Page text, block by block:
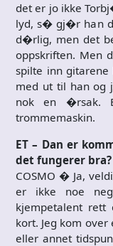
det er jo ikke
lyd, s� gj�r han
d�rlig, men det
oppskriften. Men
spilte inn
med ut til han og
nok en �rsak.
trommemaskin.
ET – Dan er
det fungerer bra?
COSMO � Ja,
er ikke noe
kjempetalent
kort. Jeg kom
eller annet